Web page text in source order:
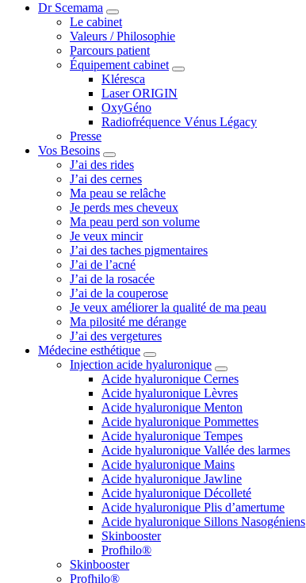
Dr Scemama
Le cabinet
Valeurs / Philosophie
Parcours patient
Équipement cabinet
Kléresca
Laser ORIGIN
OxyGéno
Radiofréquence Vénus Légacy
Presse
Vos Besoins
J’ai des rides
J’ai des cernes
Ma peau se relâche
Je perds mes cheveux
Ma peau perd son volume
Je veux mincir
J’ai des taches pigmentaires
J’ai de l’acné
J’ai de la rosacée
J’ai de la couperose
Je veux améliorer la qualité de ma peau
Ma pilosité me dérange
J’ai des vergetures
Médecine esthétique
Injection acide hyaluronique
Acide hyaluronique Cernes
Acide hyaluronique Lèvres
Acide hyaluronique Menton
Acide hyaluronique Pommettes
Acide hyaluronique Tempes
Acide hyaluronique Vallée des larmes
Acide hyaluronique Mains
Acide hyaluronique Jawline
Acide hyaluronique Décolleté
Acide hyaluronique Plis d’amertume
Acide hyaluronique Sillons Nasogéniens
Skinbooster
Profhilo®
Skinbooster
Profhilo®